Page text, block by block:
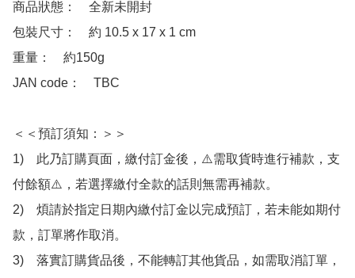
商品狀態：　全新未開封
包裝尺寸：　約 10.5 x 17 x 1 cm
重量：　約150g
JAN code：　TBC
＜＜預訂須知：＞＞
1)　此乃訂購頁面，繳付訂金後，⚠️需取貨時進行補款，支
付餘額⚠️，若選擇繳付全款的話則無需再補款。
2)　煩請於指定日期內繳付訂金以完成預訂，若未能如期付
款，訂單將作取消。
3)　落實訂購貨品後，不能轉訂其他貨品，如需取消訂單，